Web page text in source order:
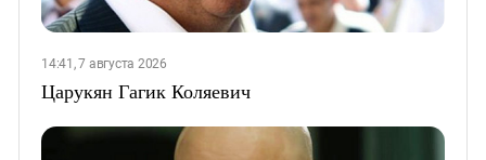
14:41, 7 августа 2026
Царукян Гагик Коляевич